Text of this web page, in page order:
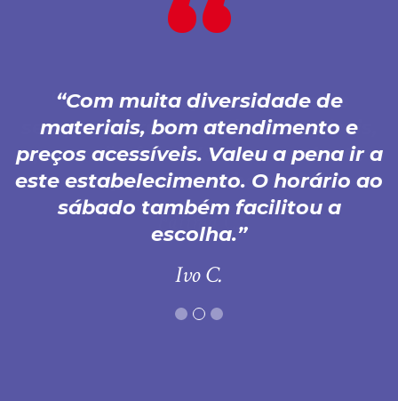
Com muita diversidade de
materiais, bom atendimento e
preços acessíveis. Valeu a pena ir a
este estabelecimento. O horário ao
sábado também facilitou a
escolha.
Ivo C.